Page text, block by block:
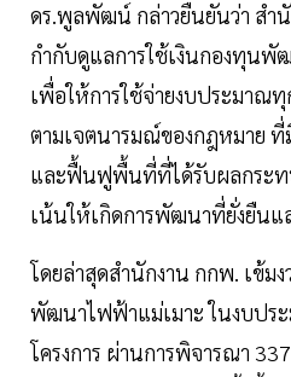
ดร.พูลพัฒน์ กล่าวยืนยันว่า สำ
กำกับดูแลการใช้เงินกองทุนพั
เพื่อให้การใช้จ่ายงบประมาณ
ตามเจตนารมณ์ของกฎหมาย
และฟื้นฟูพื้นที่ที่ได้รับผลกระท
เน้นให้เกิดการพัฒนาที่ยั่งยืนแ
โดยล่าสุดสำนักงาน กกพ. เข้มง
พัฒนาไฟฟ้าแม่เมาะ ในงบปร
โครงการ ผ่านการพิจารณา